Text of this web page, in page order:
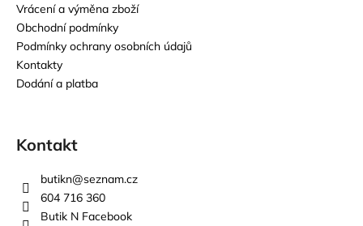
Vrácení a výměna zboží
Obchodní podmínky
Podmínky ochrany osobních údajů
Kontakty
Dodání a platba
Kontakt
butikn@seznam.cz
604 716 360
Butik N Facebook